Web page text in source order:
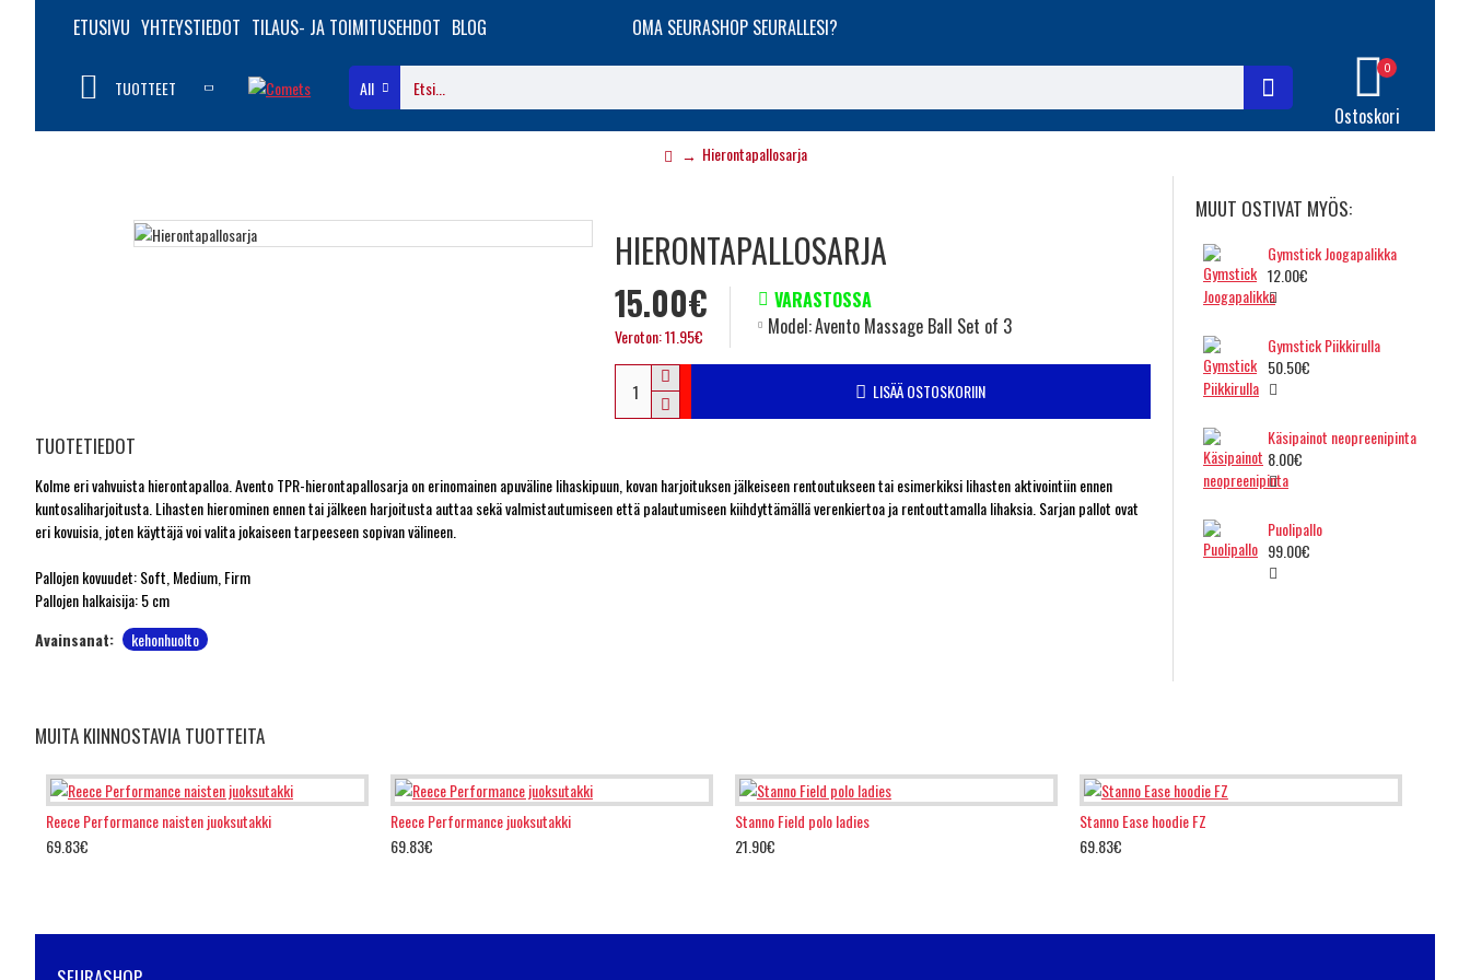
ETUSIVU YHTEYSTIEDOT TILAUS- JA TOIMITUSEHDOT BLOG OMA SEURASHOP SEURALLESI?
TUOTTEET All
Ostoskori
0
Hierontapallosarja
HIERONTAPALLOSARJA
15.00€
Veroton: 11.95€
VARASTOSSA
Model:Avento Massage Ball Set of 3
LISÄÄ OSTOSKORIIN
TUOTETIEDOT
Kolme eri vahvuista hierontapalloa. Avento TPR-hierontapallosarja on erinomainen apuväline lihaskipuun, kovan harjoituksen jälkeiseen rentoutukseen tai esimerkiksi lihasten aktivointiin ennen
kuntosaliharjoitusta. Lihasten hierominen ennen tai jälkeen harjoitusta auttaa sekä valmistautumiseen että palautumiseen kiihdyttämällä verenkiertoa ja rentouttamalla lihaksia. Sarjan pallot ovat
eri kovuisia, joten käyttäjä voi valita jokaiseen tarpeeseen sopivan välineen.
Pallojen kovuudet: Soft, Medium, Firm
Pallojen halkaisija: 5 cm
Avainsanat:
kehonhuolto
MUUT OSTIVAT MYÖS:
Gymstick Joogapalikka
12.00€
Gymstick Piikkirulla
50.50€
Käsipainot neopreenipinta
8.00€
Puolipallo
99.00€
MUITA KIINNOSTAVIA TUOTTEITA
Reece Performance naisten juoksutakki
69.83€
Reece Performance juoksutakki
69.83€
Stanno Field polo ladies
21.90€
Stanno Ease hoodie FZ
69.83€